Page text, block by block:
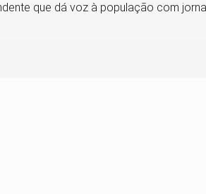
que dá voz à população com